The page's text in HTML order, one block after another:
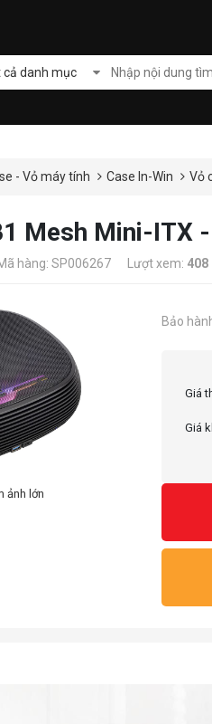
cả danh mục
- Vỏ máy tính Case In-Win Vỏ
Mesh Mini-ITX
hàng: SP006267 Lượt xem: 408
ảnh lớn
Bảo
Giá
Giá